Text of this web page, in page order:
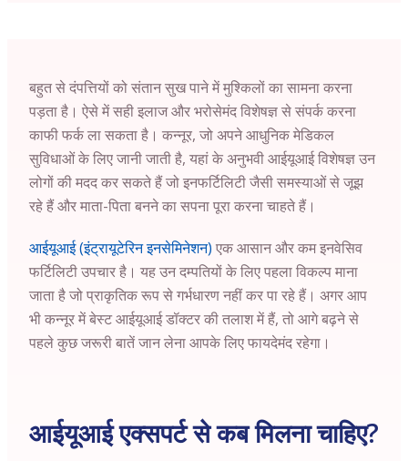
बहुत से दंपत्तियों को संतान सुख पाने में मुश्किलों का सामना करना
पड़ता है। ऐसे में सही इलाज और भरोसेमंद विशेषज्ञ से संपर्क करना
काफी फर्क ला सकता है। कन्नूर, जो अपने आधुनिक मेडिकल
सुविधाओं के लिए जानी जाती है, यहां के अनुभवी आईयूआई विशेषज्ञ उन
लोगों की मदद कर सकते हैं जो इनफर्टिलिटी जैसी समस्याओं से जूझ
रहे हैं और माता-पिता बनने का सपना पूरा करना चाहते हैं।
आईयूआई (इंट्रायूटेरिन इनसेमिनेशन) एक आसान और कम इनवेसिव
फर्टिलिटी उपचार है। यह उन दम्पतियों के लिए पहला विकल्प माना
जाता है जो प्राकृतिक रूप से गर्भधारण नहीं कर पा रहे हैं। अगर आप
भी कन्नूर में बेस्ट आईयूआई डॉक्टर की तलाश में हैं, तो आगे बढ़ने से
पहले कुछ जरूरी बातें जान लेना आपके लिए फायदेमंद रहेगा।
आईयूआई एक्सपर्ट से कब मिलना चाहिए?